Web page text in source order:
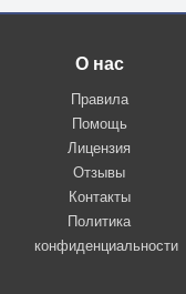
О нас
Правила
Помощь
Лицензия
Отзывы
Контакты
Политика
конфиденциальности